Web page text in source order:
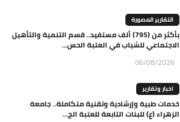
التقارير المصورة
بأكثر من (795) ألف مستفيد.. قسم التنمية والتأهيل
الاجتماعي للشباب في العتبة الحس...
06/08/2026
اخبار وتقارير
خدمات طبية وإرشادية وتقنية متكاملة.. جامعة
الزهراء (ع) للبنات التابعة للعتبة الح...